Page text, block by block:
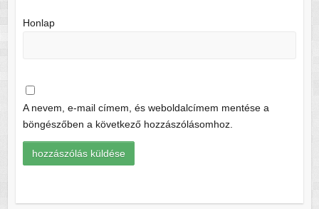
Honlap
A nevem, e-mail címem, és weboldalcímem mentése a
böngészőben a következő hozzászólásomhoz.